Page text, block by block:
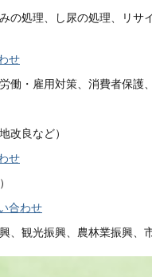
の処理、し尿の処理、リサ
せ
働・雇用対策、消費者保護
改良など）
せ
合わせ
、観光振興、農林業振興、